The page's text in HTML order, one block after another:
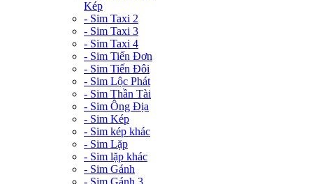
Kép
- Sim Taxi 2
- Sim Taxi 3
- Sim Taxi 4
- Sim Tiến Đơn
- Sim Tiến Đôi
- Sim Lộc Phát
- Sim Thần Tài
- Sim Ông Địa
- Sim Kép
- Sim kép khác
- Sim Lặp
- Sim lặp khác
- Sim Gánh
- Sim Gánh 3